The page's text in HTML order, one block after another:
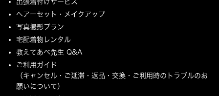
出張着付けサービス
ヘアーセット・メイクアップ
写真撮影プラン
宅配着物レンタル
教えてあべ先生 Q&A
ご利用ガイド
（キャンセル・ご延滞・返品・交換・ご利用時のトラブルのお
願いについて）